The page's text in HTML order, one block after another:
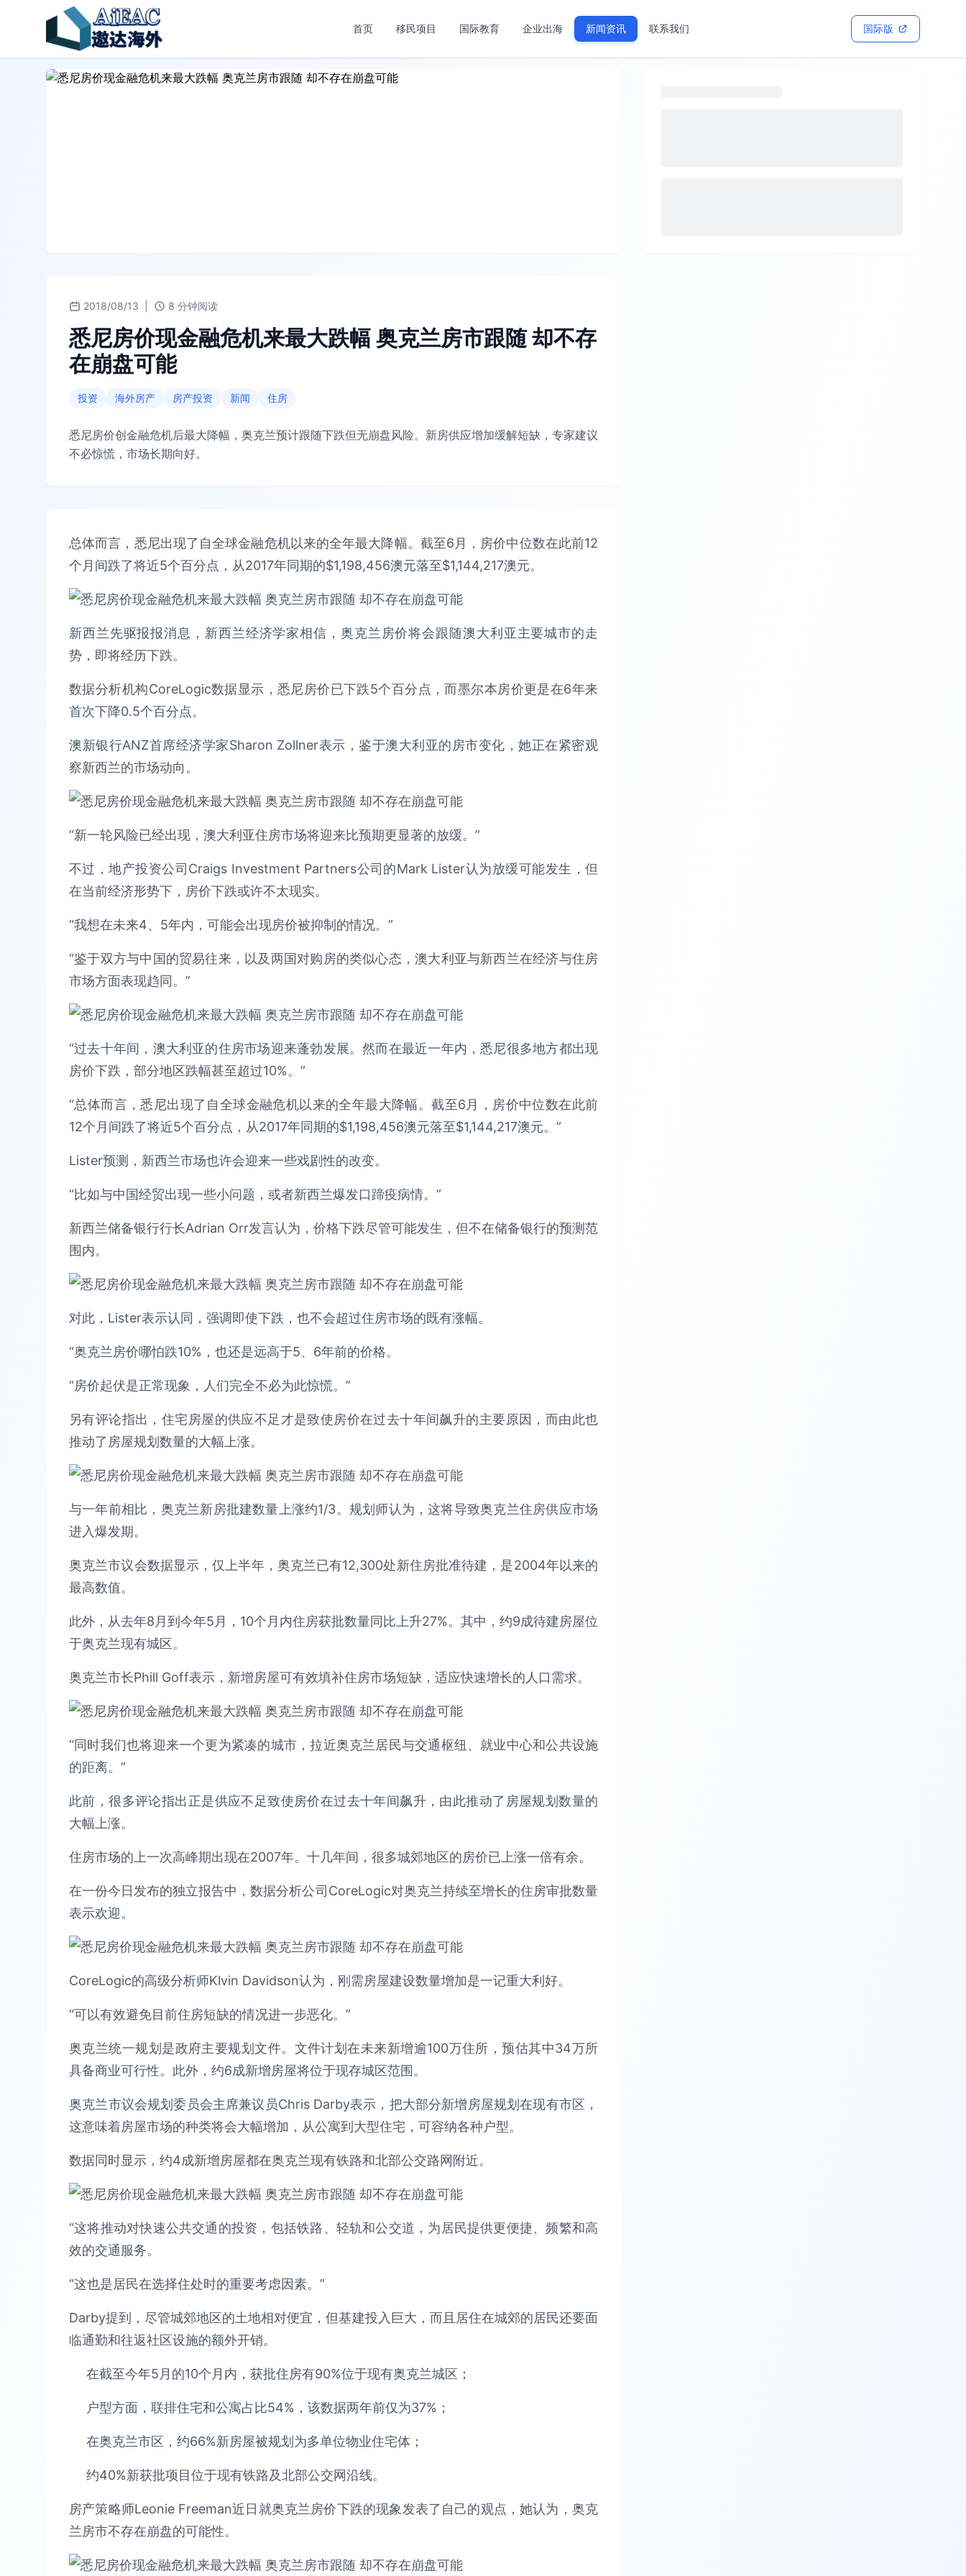
首页 移民项目 国际教育 企业出海 新闻资讯 联系我们 国际版
2018/08/13 8 分钟阅读
悉尼房价现金融危机来最大跌幅 奥克兰房市跟随 却不存
在崩盘可能
投资 海外房产 房产投资 新闻 住房
悉尼房价创金融危机后最大降幅，奥克兰预计跟随下跌但无崩盘风险。新房供应增加缓解短缺，专家建议
不必惊慌，市场长期向好。
总体而言，悉尼出现了自全球金融危机以来的全年最大降幅。截至6月，房价中位数在此前12
个月间跌了将近5个百分点，从2017年同期的$1,198,456澳元落至$1,144,217澳元。
新西兰先驱报报消息，新西兰经济学家相信，奥克兰房价将会跟随澳大利亚主要城市的走
势，即将经历下跌。
数据分析机构CoreLogic数据显示，悉尼房价已下跌5个百分点，而墨尔本房价更是在6年来
首次下降0.5个百分点。
澳新银行ANZ首席经济学家Sharon Zollner表示，鉴于澳大利亚的房市变化，她正在紧密观
察新西兰的市场动向。
“新一轮风险已经出现，澳大利亚住房市场将迎来比预期更显著的放缓。”
不过，地产投资公司Craigs Investment Partners公司的Mark Lister认为放缓可能发生，但
在当前经济形势下，房价下跌或许不太现实。
“我想在未来4、5年内，可能会出现房价被抑制的情况。”
“鉴于双方与中国的贸易往来，以及两国对购房的类似心态，澳大利亚与新西兰在经济与住房
市场方面表现趋同。”
“过去十年间，澳大利亚的住房市场迎来蓬勃发展。然而在最近一年内，悉尼很多地方都出现
房价下跌，部分地区跌幅甚至超过10%。”
“总体而言，悉尼出现了自全球金融危机以来的全年最大降幅。截至6月，房价中位数在此前
12个月间跌了将近5个百分点，从2017年同期的$1,198,456澳元落至$1,144,217澳元。”
Lister预测，新西兰市场也许会迎来一些戏剧性的改变。
“比如与中国经贸出现一些小问题，或者新西兰爆发口蹄疫病情。”
新西兰储备银行行长Adrian Orr发言认为，价格下跌尽管可能发生，但不在储备银行的预测范
围内。
对此，Lister表示认同，强调即使下跌，也不会超过住房市场的既有涨幅。
“奥克兰房价哪怕跌10%，也还是远高于5、6年前的价格。
“房价起伏是正常现象，人们完全不必为此惊慌。”
另有评论指出，住宅房屋的供应不足才是致使房价在过去十年间飙升的主要原因，而由此也
推动了房屋规划数量的大幅上涨。
与一年前相比，奥克兰新房批建数量上涨约1/3。规划师认为，这将导致奥克兰住房供应市场
进入爆发期。
奥克兰市议会数据显示，仅上半年，奥克兰已有12,300处新住房批准待建，是2004年以来的
最高数值。
此外，从去年8月到今年5月，10个月内住房获批数量同比上升27%。其中，约9成待建房屋位
于奥克兰现有城区。
奥克兰市长Phill Goff表示，新增房屋可有效填补住房市场短缺，适应快速增长的人口需求。
“同时我们也将迎来一个更为紧凑的城市，拉近奥克兰居民与交通枢纽、就业中心和公共设施
的距离。”
此前，很多评论指出正是供应不足致使房价在过去十年间飙升，由此推动了房屋规划数量的
大幅上涨。
住房市场的上一次高峰期出现在2007年。十几年间，很多城郊地区的房价已上涨一倍有余。
在一份今日发布的独立报告中，数据分析公司CoreLogic对奥克兰持续至增长的住房审批数量
表示欢迎。
CoreLogic的高级分析师Klvin Davidson认为，刚需房屋建设数量增加是一记重大利好。
“可以有效避免目前住房短缺的情况进一步恶化。”
奥克兰统一规划是政府主要规划文件。文件计划在未来新增逾100万住所，预估其中34万所
具备商业可行性。此外，约6成新增房屋将位于现存城区范围。
奥克兰市议会规划委员会主席兼议员Chris Darby表示，把大部分新增房屋规划在现有市区，
这意味着房屋市场的种类将会大幅增加，从公寓到大型住宅，可容纳各种户型。
数据同时显示，约4成新增房屋都在奥克兰现有铁路和北部公交路网附近。
“这将推动对快速公共交通的投资，包括铁路、轻轨和公交道，为居民提供更便捷、频繁和高
效的交通服务。
“这也是居民在选择住处时的重要考虑因素。”
Darby提到，尽管城郊地区的土地相对便宜，但基建投入巨大，而且居住在城郊的居民还要面
临通勤和往返社区设施的额外开销。
在截至今年5月的10个月内，获批住房有90%位于现有奥克兰城区；
户型方面，联排住宅和公寓占比54%，该数据两年前仅为37%；
在奥克兰市区，约66%新房屋被规划为多单位物业住宅体；
约40%新获批项目位于现有铁路及北部公交网沿线。
房产策略师Leonie Freeman近日就奥克兰房价下跌的现象发表了自己的观点，她认为，奥克
兰房市不存在崩盘的可能性。